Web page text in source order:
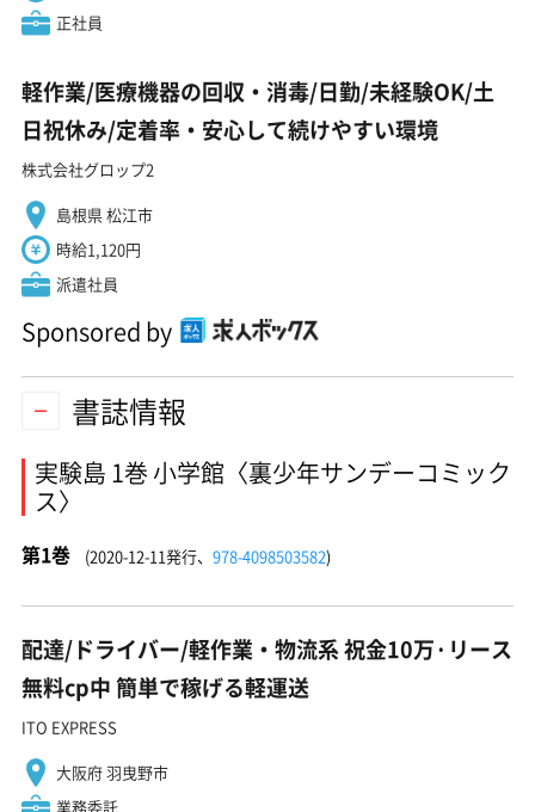
正社員
軽作業/医療機器の回収・消毒/日勤/未経験OK/土
日祝休み/定着率・安心して続けやすい環境
株式会社グロップ2
島根県 松江市
時給1,120円
派遣社員
Sponsored by
書誌情報
実験島 1巻 小学館〈裏少年サンデーコミック
ス〉
第1巻 (2020-12-11発行、 978-4098503582)
配達/ドライバー/軽作業・物流系 祝金10万·リース
無料cp中 簡単で稼げる軽運送
ITO EXPRESS
大阪府 羽曳野市
業務委託